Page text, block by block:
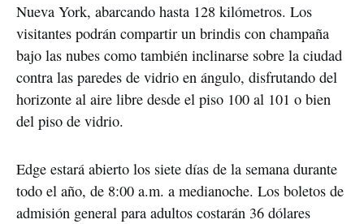
Nueva York, abarcando hasta 128 kilómetros. Los
visitantes podrán compartir un brindis con champaña
bajo las nubes como también inclinarse sobre la ciudad
contra las paredes de vidrio en ángulo, disfrutando del
horizonte al aire libre desde el piso 100 al 101 o bien
del piso de vidrio.
Edge estará abierto los siete días de la semana durante
todo el año, de 8:00 a.m. a medianoche. Los boletos de
admisión general para adultos costarán 36 dólares